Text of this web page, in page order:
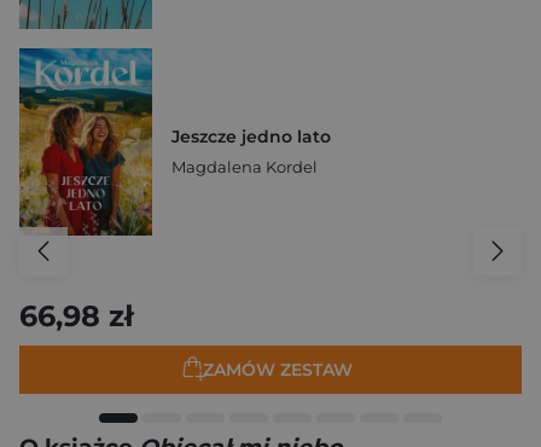
Jeszcze jedno lato
Magdalena Kordel
66,98 zł
ZAMÓW ZESTAW